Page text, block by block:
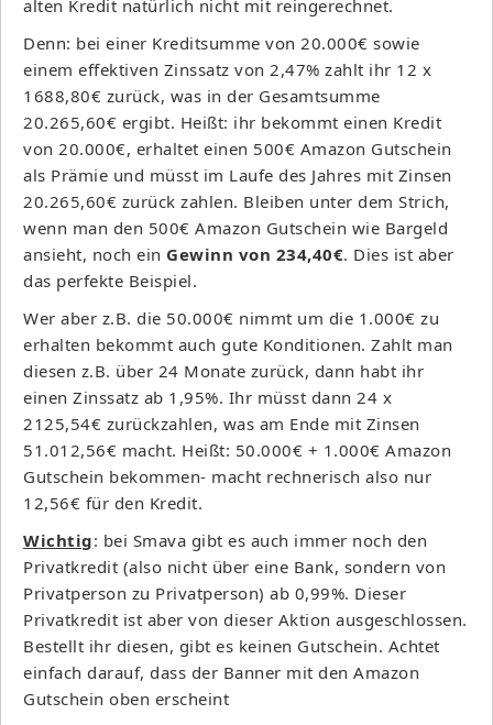
alten Kredit natürlich nicht mit reingerechnet.
Denn: bei einer Kreditsumme von 20.000€ sowie
einem effektiven Zinssatz von 2,47% zahlt ihr 12 x
1688,80€ zurück, was in der Gesamtsumme
20.265,60€ ergibt. Heißt: ihr bekommt einen Kredit
von 20.000€, erhaltet einen 500€ Amazon Gutschein
als Prämie und müsst im Laufe des Jahres mit Zinsen
20.265,60€ zurück zahlen. Bleiben unter dem Strich,
wenn man den 500€ Amazon Gutschein wie Bargeld
ansieht, noch ein Gewinn von 234,40€. Dies ist aber
das perfekte Beispiel.
Wer aber z.B. die 50.000€ nimmt um die 1.000€ zu
erhalten bekommt auch gute Konditionen. Zahlt man
diesen z.B. über 24 Monate zurück, dann habt ihr
einen Zinssatz ab 1,95%. Ihr müsst dann 24 x
2125,54€ zurückzahlen, was am Ende mit Zinsen
51.012,56€ macht. Heißt: 50.000€ + 1.000€ Amazon
Gutschein bekommen- macht rechnerisch also nur
12,56€ für den Kredit.
Wichtig: bei Smava gibt es auch immer noch den
Privatkredit (also nicht über eine Bank, sondern von
Privatperson zu Privatperson) ab 0,99%. Dieser
Privatkredit ist aber von dieser Aktion ausgeschlossen.
Bestellt ihr diesen, gibt es keinen Gutschein. Achtet
einfach darauf, dass der Banner mit den Amazon
Gutschein oben erscheint